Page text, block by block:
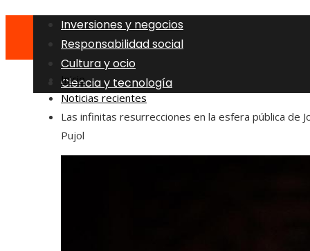
Inversiones y negocios
Responsabilidad social
Cultura y ocio
Ciencia y tecnología
Inicio
Noticias recientes
Las infinitas resurrecciones en la esfera pública de
Pujol